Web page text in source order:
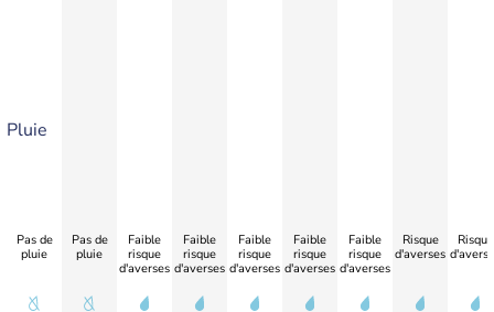
Pluie
Pas de
pluie
Pas de
pluie
Faible
risque
d'averses
Faible
risque
d'averses
Faible
risque
d'averses
Faible
risque
d'averses
Faible
risque
d'averses
Risque
d'averses
Risque